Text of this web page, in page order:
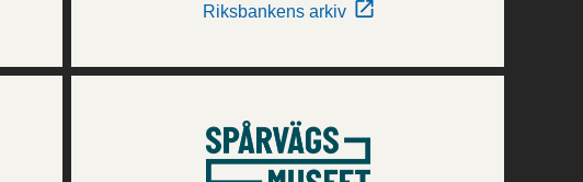
Riksbankens arkiv